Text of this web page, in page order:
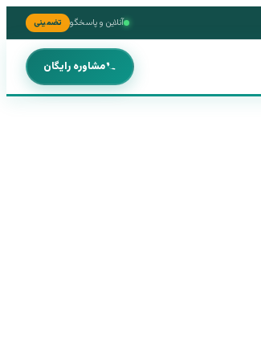
آنلاین و پاسخگو تضمینی
مشاوره رایگان